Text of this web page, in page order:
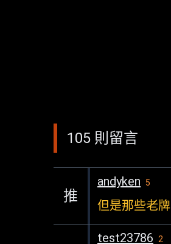
105 則留言
推
andyken 5
但是那些老
test23786 2